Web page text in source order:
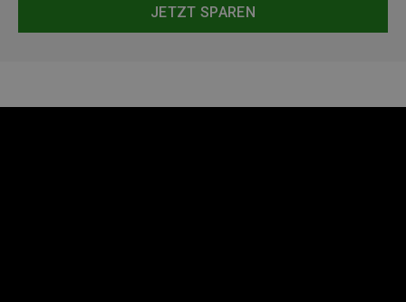
JETZT SPAREN